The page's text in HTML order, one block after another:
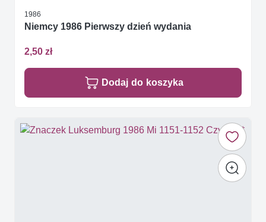
1986
Niemcy 1986 Pierwszy dzień wydania
2,50 zł
Dodaj do koszyka